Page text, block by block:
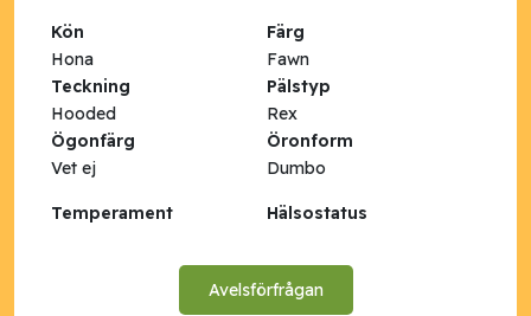
Kön
Färg
Hona
Fawn
Teckning
Pälstyp
Hooded
Rex
Ögonfärg
Öronform
Vet ej
Dumbo
Temperament Hälsostatus
Avelsförfrågan